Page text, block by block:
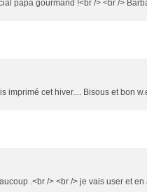
papa gourmand !<br /> <br />
imprimé cet hiver.... Bisous et bon
.<br /> <br /> je vais user et en